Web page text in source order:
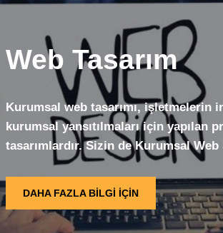
Web Tasarım
Kurumsal web tasarımı, işletmelerin
kurumsal yansıtılmaları için yapılan
tasarımlardır. Sizin de Kurumsal
DAHA FAZLA BİLGİ İÇİN